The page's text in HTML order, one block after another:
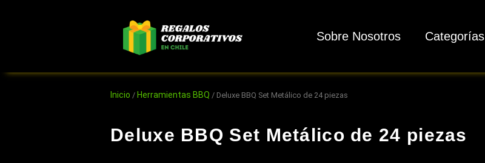
Sobre Nosotros Categorías
Inicio / Herramientas BBQ / Deluxe BBQ Set Metálico de 24 piezas
Deluxe BBQ Set Metálico de 24 piezas